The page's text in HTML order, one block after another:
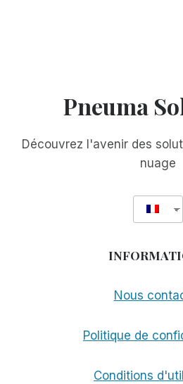
Pneuma
Découvrez l'avenir des
nuage
Nous
Politique de
Conditions